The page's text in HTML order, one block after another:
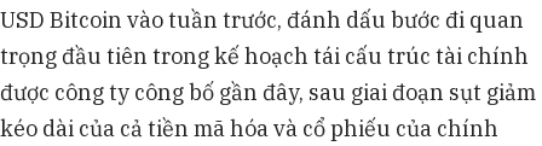
USD Bitcoin vào tuần trước, đánh dấu bước đi quan
trọng đầu tiên trong kế hoạch tái cấu trúc tài chính
được công ty công bố gần đây, sau giai đoạn sụt giảm
kéo dài của cả tiền mã hóa và cổ phiếu của chính